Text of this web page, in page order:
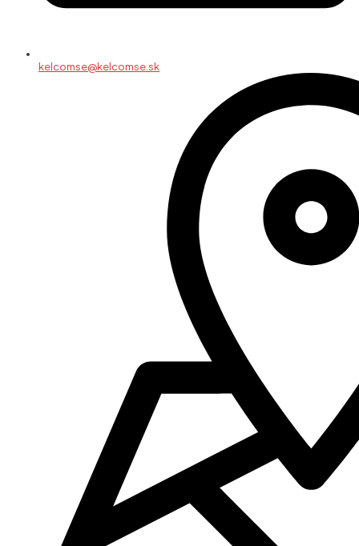
kelcomse@kelcomse.sk